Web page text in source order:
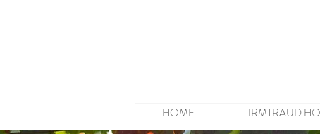
HOME IRMTRAUD